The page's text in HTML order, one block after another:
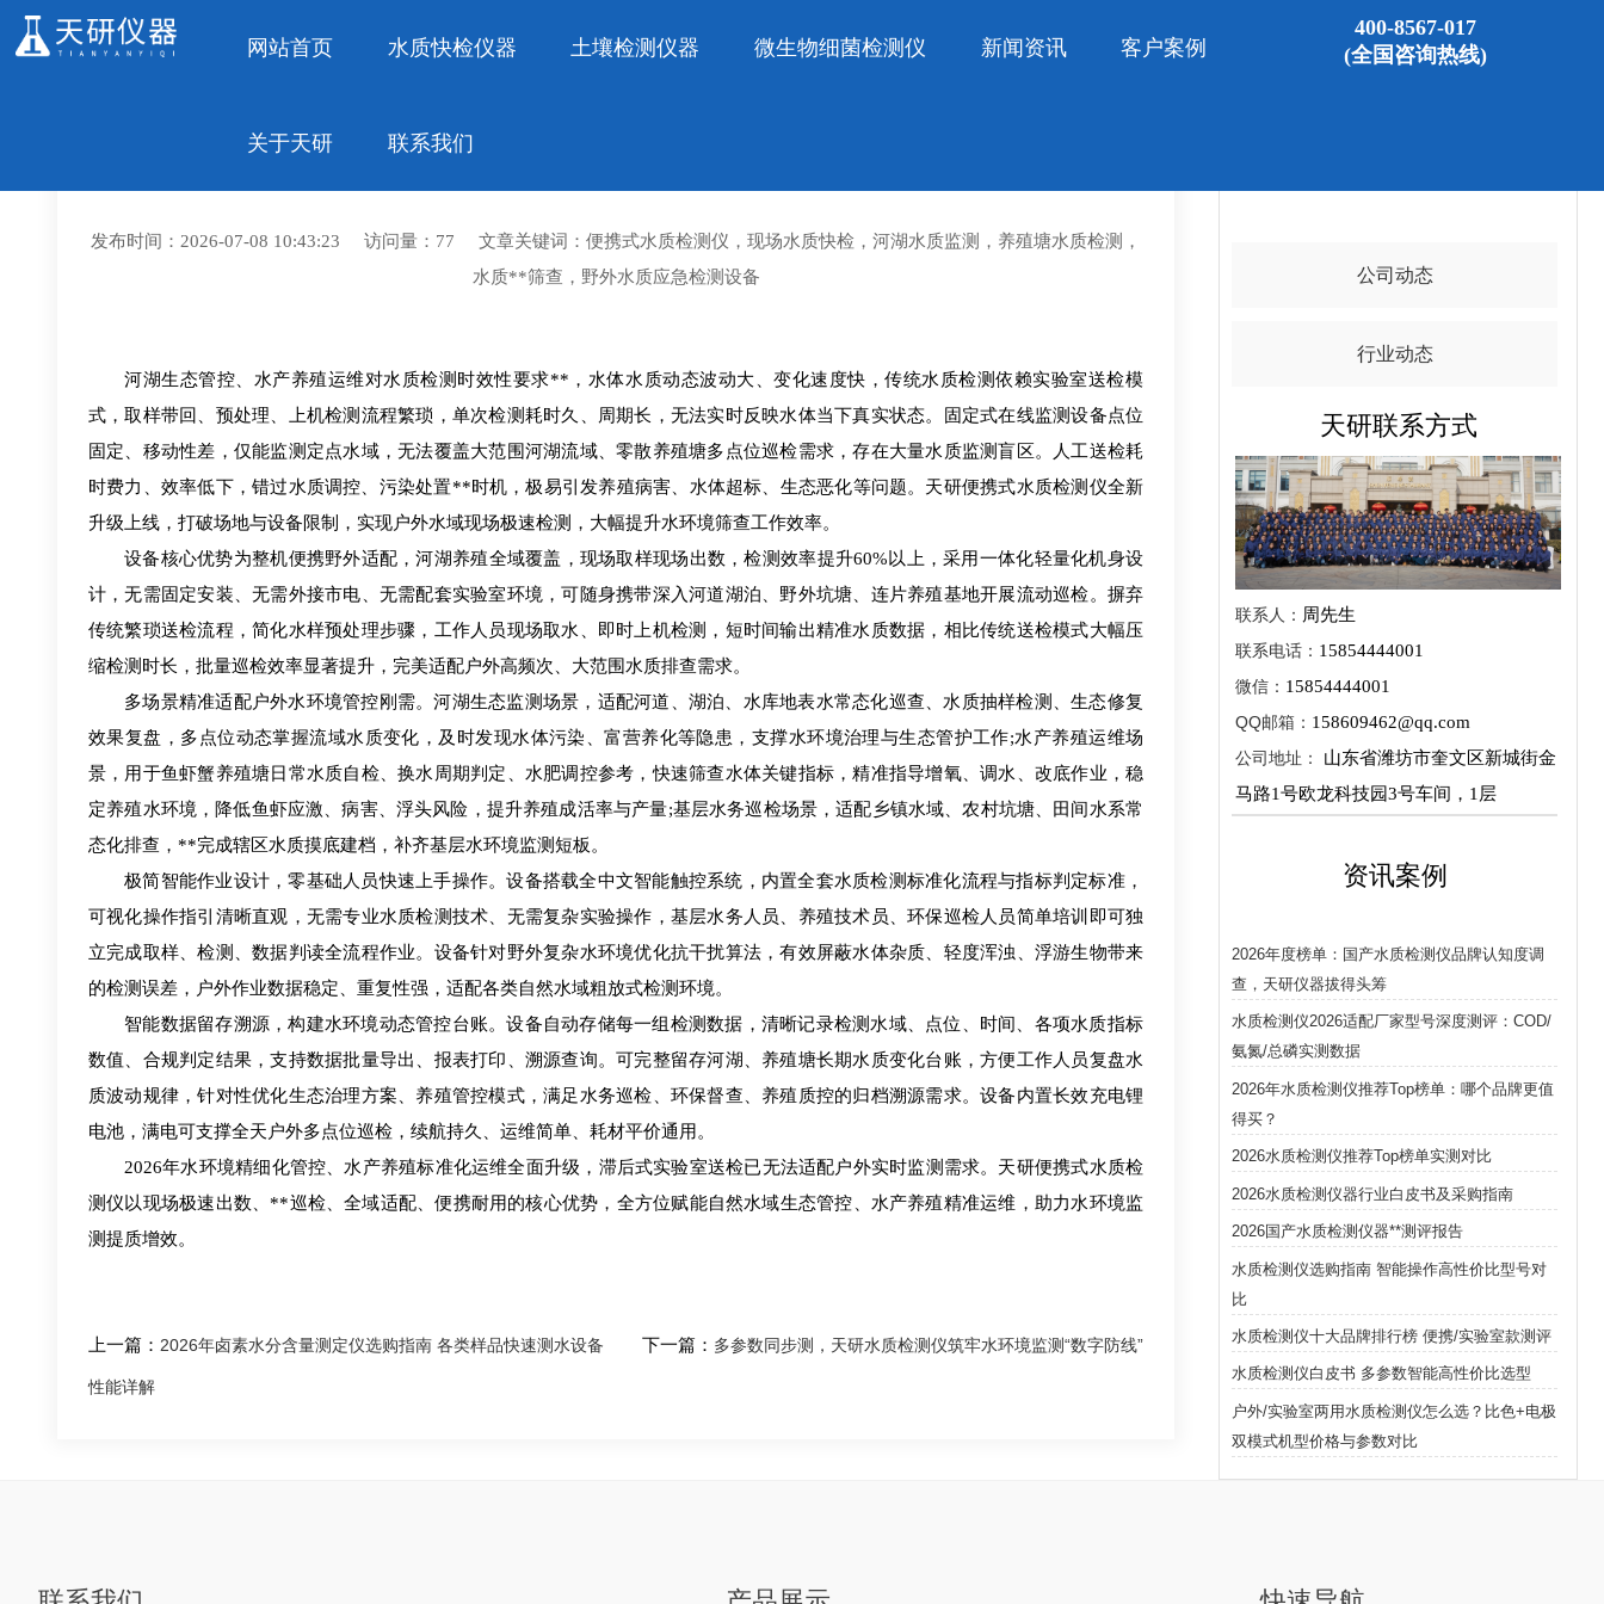
网站首页 水质快检仪器 土壤检测仪器 微生物细菌检测仪 新闻资讯 客户案例
关于天研 联系我们
400-8567-017
(全国咨询热线)
发布时间：2026-07-08 10:43:23 访问量：77 文章关键词：便携式水质检测仪，现场水质快检，河湖水质监测，养殖塘水质检测，
水质**筛查，野外水质应急检测设备
河湖生态管控、水产养殖运维对水质检测时效性要求**，水体水质动态波动大、变化速度快，传统水质检测依赖实验室送检模
式，取样带回、预处理、上机检测流程繁琐，单次检测耗时久、周期长，无法实时反映水体当下真实状态。固定式在线监测设备点位
固定、移动性差，仅能监测定点水域，无法覆盖大范围河湖流域、零散养殖塘多点位巡检需求，存在大量水质监测盲区。人工送检耗
时费力、效率低下，错过水质调控、污染处置**时机，极易引发养殖病害、水体超标、生态恶化等问题。天研便携式水质检测仪全新
升级上线，打破场地与设备限制，实现户外水域现场极速检测，大幅提升水环境筛查工作效率。
设备核心优势为整机便携野外适配，河湖养殖全域覆盖，现场取样现场出数，检测效率提升60%以上，采用一体化轻量化机身设
计，无需固定安装、无需外接市电、无需配套实验室环境，可随身携带深入河道湖泊、野外坑塘、连片养殖基地开展流动巡检。摒弃
传统繁琐送检流程，简化水样预处理步骤，工作人员现场取水、即时上机检测，短时间输出精准水质数据，相比传统送检模式大幅压
缩检测时长，批量巡检效率显著提升，完美适配户外高频次、大范围水质排查需求。
多场景精准适配户外水环境管控刚需。河湖生态监测场景，适配河道、湖泊、水库地表水常态化巡查、水质抽样检测、生态修复
效果复盘，多点位动态掌握流域水质变化，及时发现水体污染、富营养化等隐患，支撑水环境治理与生态管护工作;水产养殖运维场
景，用于鱼虾蟹养殖塘日常水质自检、换水周期判定、水肥调控参考，快速筛查水体关键指标，精准指导增氧、调水、改底作业，稳
定养殖水环境，降低鱼虾应激、病害、浮头风险，提升养殖成活率与产量;基层水务巡检场景，适配乡镇水域、农村坑塘、田间水系常
态化排查，**完成辖区水质摸底建档，补齐基层水环境监测短板。
极简智能作业设计，零基础人员快速上手操作。设备搭载全中文智能触控系统，内置全套水质检测标准化流程与指标判定标准，
可视化操作指引清晰直观，无需专业水质检测技术、无需复杂实验操作，基层水务人员、养殖技术员、环保巡检人员简单培训即可独
立完成取样、检测、数据判读全流程作业。设备针对野外复杂水环境优化抗干扰算法，有效屏蔽水体杂质、轻度浑浊、浮游生物带来
的检测误差，户外作业数据稳定、重复性强，适配各类自然水域粗放式检测环境。
智能数据留存溯源，构建水环境动态管控台账。设备自动存储每一组检测数据，清晰记录检测水域、点位、时间、各项水质指标
数值、合规判定结果，支持数据批量导出、报表打印、溯源查询。可完整留存河湖、养殖塘长期水质变化台账，方便工作人员复盘水
质波动规律，针对性优化生态治理方案、养殖管控模式，满足水务巡检、环保督查、养殖质控的归档溯源需求。设备内置长效充电锂
电池，满电可支撑全天户外多点位巡检，续航持久、运维简单、耗材平价通用。
2026年水环境精细化管控、水产养殖标准化运维全面升级，滞后式实验室送检已无法适配户外实时监测需求。天研便携式水质检
测仪以现场极速出数、**巡检、全域适配、便携耐用的核心优势，全方位赋能自然水域生态管控、水产养殖精准运维，助力水环境监
测提质增效。
上一篇： 2026年卤素水分含量测定仪选购指南 各类样品快速测水设备
性能详解
下一篇： 多参数同步测，天研水质检测仪筑牢水环境监测“数字防线”
公司动态
行业动态
天研联系方式
联系人： 周先生
联系电话： 15854444001
微信： 15854444001
QQ邮箱： 158609462@qq.com
公司地址：
山东省潍坊市奎文区新城街金
马路1号欧龙科技园3号车间，1层
资讯案例
2026年度榜单：国产水质检测仪品牌认知度调
查，天研仪器拔得头筹
水质检测仪2026适配厂家型号深度测评：COD/
氨氮/总磷实测数据
2026年水质检测仪推荐Top榜单：哪个品牌更值
得买？
2026水质检测仪推荐Top榜单实测对比
2026水质检测仪器行业白皮书及采购指南
2026国产水质检测仪器**测评报告
水质检测仪选购指南 智能操作高性价比型号对
比
水质检测仪十大品牌排行榜 便携/实验室款测评
水质检测仪白皮书 多参数智能高性价比选型
户外/实验室两用水质检测仪怎么选？比色+电极
双模式机型价格与参数对比